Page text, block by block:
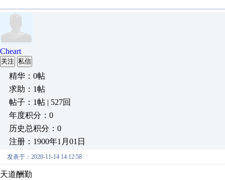
Cheart
关注 私信
精华：0帖
求助：1帖
帖子：1帖 | 527回
年度积分：0
历史总积分：0
注册：1900年1月01日
发表于：2020-11-14 14:12:58
天道酬勤